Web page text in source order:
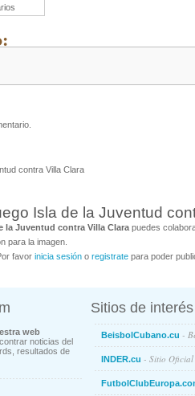
contra Villa Clara
Isla de la Juventud
la Juventud contra Villa Clara puedes
para la imagen.
favor inicia sesión o registrate para poder
web
noticias del
resultados de
Sitios de interés
BeisbolCubano.cu -
INDER.cu - Sitio